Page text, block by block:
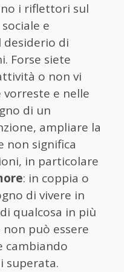
i riflettori sul
e
desiderio di
Forse siete
o non vi
e nelle
di un
ampliare la
non significa
in particolare
: in coppia o
di vivere in
qualcosa in più
può essere
cambiando
superata.